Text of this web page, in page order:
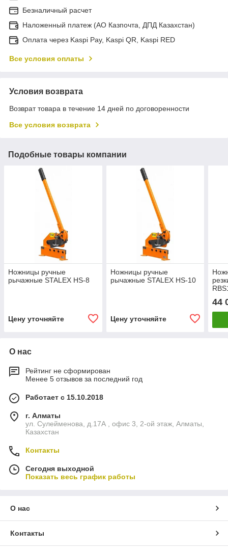
Безналичный расчет
Наложенный платеж (АО Казпочта, ДПД Казахстан)
Оплата через Kaspi Pay, Kaspi QR, Kaspi RED
Все условия оплаты
Условия возврата
Возврат товара в течение 14 дней по договоренности
Все условия возврата
Подобные товары компании
Ножницы ручные
рычажные STALEX HS-8
Цену уточняйте
Ножницы ручные
рычажные STALEX HS-10
Цену уточняйте
44
О нас
Рейтинг не сформирован
Менее 5 отзывов за последний год
Работает с 15.10.2018
г. Алматы
ул. Сулейменова, д.17А , офис 3, 2-ой этаж, Алматы,
Казахстан
Контакты
Сегодня выходной
Показать весь график работы
О нас
Контакты